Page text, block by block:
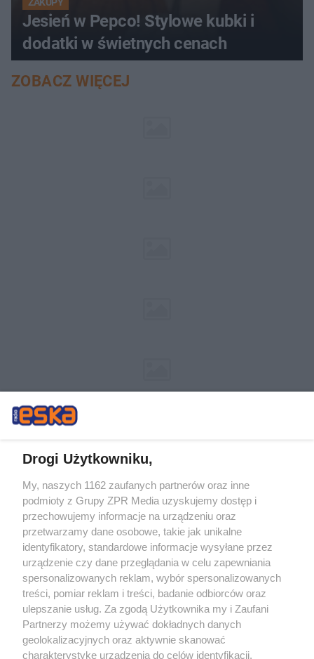
Jesień w Pepco! Stylowe kubki i
dodatki w świetnych cenach
ZOBACZ WIĘCEJ
Żaden utwór zamieszczony w serwisie nie może być powielany i
rozpowszechniany lub dalej rozpowszechniany w jakikolwiek sposób (w
tym także elektroniczny lub mechaniczny) na jakimkolwiek polu
eksploatacji w jakiejkolwiek formie, włącznie z umieszczaniem w Internecie
bez pisemnej zgody właściciela praw. Jakiekolwiek użycie lub
wykorzystanie utworów w całości lub w części z naruszeniem prawa, tzn.
bez właściwej zgody, jest zabronione pod groźbą kary i może być ścigane
prawnie.
Drogi Użytkowniku,
My, naszych 1162 zaufanych partnerów oraz inne
podmioty z Grupy ZPR Media uzyskujemy dostęp i
przechowujemy informacje na urządzeniu oraz
przetwarzamy dane osobowe, takie jak unikalne
identyfikatory, standardowe informacje wysyłane przez
urządzenie czy dane przeglądania w celu zapewniania
spersonalizowanych reklam, wybór spersonalizowanych
treści, pomiar reklam i treści, badanie odbiorców oraz
ulepszanie usług. Za zgodą Użytkownika my i Zaufani
Partnerzy możemy używać dokładnych danych
geolokalizacyjnych oraz aktywnie skanować
charakterystykę urządzenia do celów identyfikacji.